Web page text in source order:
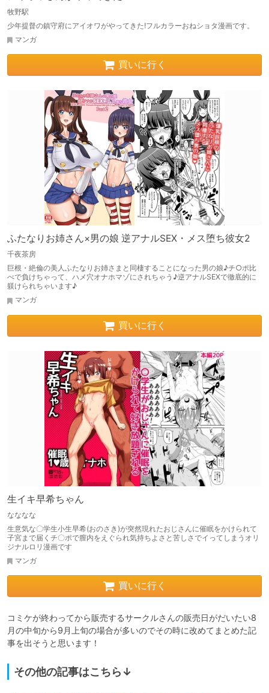
牧野駅
少年提督の鎮守府にアイオワがやってきた!フルカラーおねショタ漫画です。
マンガ
買いに行く
ふたなりお姉さん×男の娘 逆アナルSEX・メス堕ち彼女2
千夜茶房
巨根・絶倫の美人ふたなりお姉さまと同棲することになった男の娘♪チ○ポ比
べで負けちゃって、ハメ穴オナホマゾにされちゃう♪逆アナルSEXで徹底的に
躾けられちゃいます♪
マンガ
買いに行く
生イキ早希ちゃん
なななな
生意気な〇学生小生早希(おのさき)が突然現れたおじさんに催眠をかけられて
子宮まで届くチ〇ポで膣内をえぐられ気持ちよさと苦しさでイってしまうオリ
ジナルロリ漫画です
マンガ
買いに行く
コミケが終わってから販売するサークルさんの販売日がだいたい8
月の中旬から9月上旬の場合が多いのでその時に改めてまとめた記
事を出そうと思います！
その他の記事はこちら↓